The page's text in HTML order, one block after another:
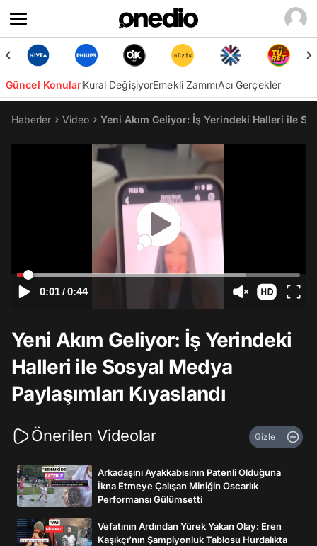
Güncel KonularKural DeğişiyorEmekli ZammıAcı Gerçekler
Haberler Video Yeni Akım Geliyor: İş Yerindeki Halleri ile
0:01/0:44
Yeni Akım Geliyor: İş Yerindeki
Halleri ile Sosyal Medya
Paylaşımları Kıyaslandı
Önerilen Videolar Gizle
Arkadaşını Ayakkabısının Patenli Olduğuna
İkna Etmeye Çalışan Miniğin Oscarlık
Performansı Gülümsetti
Vefatının Ardından Yürek Yakan Olay: Eren
Kaşıkçı’nın Şampiyonluk Tablosu Hurdalıkta